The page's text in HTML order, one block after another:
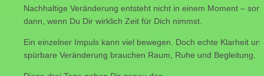
Nachhaltige Veränderung entsteht nicht in einem Moment –
dann, wenn Du Dir wirklich Zeit für Dich nimmst.
Ein einzelner Impuls kann viel bewegen. Doch echte Klarheit
spürbare Veränderung brauchen Raum, Ruhe und Begleitung.